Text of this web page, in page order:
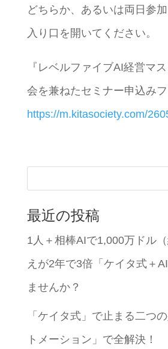
どちらか、あるいは両日参
入り口を開いてください。
『レベルファイブAI経営マ
会を兼ねたセミナー申込み
https://m.kitasociety.com/
最近の投稿
1人＋相棒AIで1,000万ドル
えが2年で3倍「ケイタ式＋
ませんか？
「ケイタ式」で止まる二つ
トメーション」で全解決！